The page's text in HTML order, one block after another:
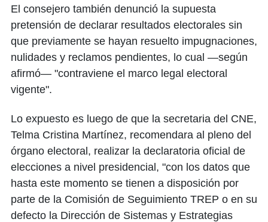
El consejero también denunció la supuesta
pretensión de declarar resultados electorales sin
que previamente se hayan resuelto impugnaciones,
nulidades y reclamos pendientes, lo cual —según
afirmó— "contraviene el marco legal electoral
vigente".
Lo expuesto es luego de que la secretaria del CNE,
Telma Cristina Martínez, recomendara al pleno del
órgano electoral, realizar la declaratoria oficial de
elecciones a nivel presidencial, "con los datos que
hasta este momento se tienen a disposición por
parte de la Comisión de Seguimiento TREP o en su
defecto la Dirección de Sistemas y Estrategias